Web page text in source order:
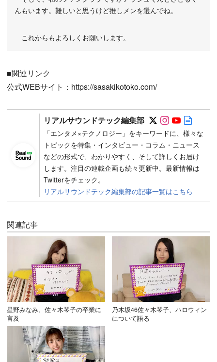
んもいます。難しいと思うけど推しメンを選んでね。
これからもよろしくお願いします。
■関連リンク
公式WEBサイト：https://sasakikotoko.com/
リアルサウンドテック編集部 Follow on
Follow on
Follow
「エンタメ×テクノロジー」をキーワードに、様々な
トピックを特集・インタビュー・コラム・ニュース
などの形式で、わかりやすく、そして詳しくお届け
します。注目の連載企画も続々更新中。最新情報は
Twitterをチェック。
リアルサウンドテック編集部の記事一覧はこちら
関連記事
星野みなみ、佐々木琴子の卒業に
言及
乃木坂46佐々木琴子、ハロウィン
について語る